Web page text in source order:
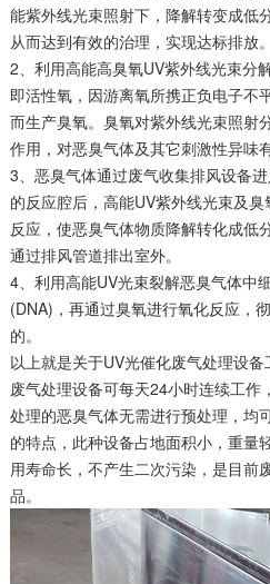
能紫外线光束照射下，降解转变成低
从而达到有效的治理，实现达标排放。
2、利用高能高臭氧UV紫外线光束分
即活性氧，因游离氧所携正负电子不
而生产臭氧。臭氧对紫外线光束照射
作用，对恶臭气体及其它刺激性异味
3、恶臭气体通过废气收集排风设备
的反应腔后，高能UV紫外线光束及
反应，使恶臭气体物质降解转化成低
通过排风管道排出室外。
4、利用高能UV光束裂解恶臭气体中
(DNA)，再通过臭氧进行氧化反应，
的。
以上就是关于UV光催化废气处理设
废气处理设备可每天24小时连续工作
处理的恶臭气体无需进行预处理，均
的特点，此种设备占地面积小，重量
用寿命长，不产生二次污染，是目前
品。